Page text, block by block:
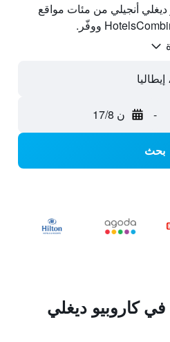
أنجيلي من مئات مواقع
- ن 17/8
بحث
كاروبيو ديغلي